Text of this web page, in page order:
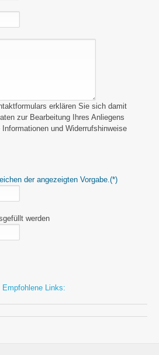
erklären Sie sich damit
zur Bearbeitung Ihres Anliegens
und Widerrufshinweise
der angezeigten Vorgabe. (*)
werden
Empfohlene Links: